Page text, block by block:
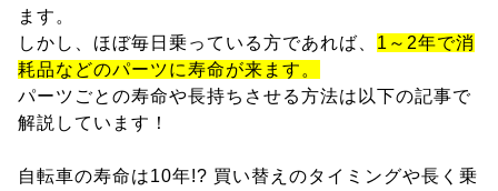
ます。
しかし、ほぼ毎日乗っている方であれば、 1～2年で消
耗品などのパーツに寿命が来ます。
パーツごとの寿命や長持ちさせる方法は以下の記事で
解説しています！
自転車の寿命は10年!? 買い替えのタイミングや長く乗